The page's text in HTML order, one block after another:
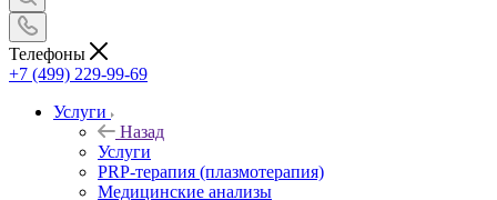
Телефоны
+7 (499) 229-99-69
Услуги
Назад
Услуги
PRP-терапия (плазмотерапия)
Медицинские анализы